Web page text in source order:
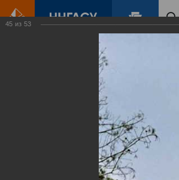
Зеленый Город
Виртуальные
выставки
(фотоальбомы)
45 из 53